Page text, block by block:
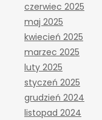
czerwiec 2025
maj 2025
kwiecień 2025
marzec 2025
luty 2025
styczeń 2025
grudzień 2024
listopad 2024